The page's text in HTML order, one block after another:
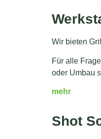
Wir bieten
Für alle
oder Umbau
mehr
Shot